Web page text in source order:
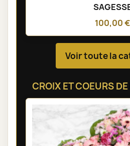
100,00 €
Voir toute la
CROIX ET COEURS